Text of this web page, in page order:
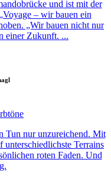
und ist mit der
– wir bauen ein
„Wir bauen nicht nur
einer Zukunft. ...
Tun nur unzureichend. Mit
unterschiedlichste Terrains
roten Faden. Und